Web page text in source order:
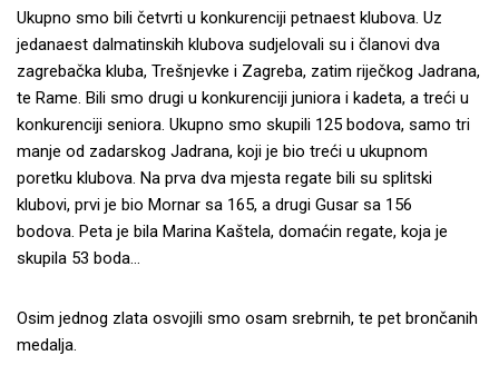
Ukupno smo bili četvrti u konkurenciji petnaest klubova. Uz
jedanaest dalmatinskih klubova sudjelovali su i članovi dva
zagrebačka kluba, Trešnjevke i Zagreba, zatim riječkog Jadrana,
te Rame. Bili smo drugi u konkurenciji juniora i kadeta, a treći u
konkurenciji seniora. Ukupno smo skupili 125 bodova, samo tri
manje od zadarskog Jadrana, koji je bio treći u ukupnom
poretku klubova. Na prva dva mjesta regate bili su splitski
klubovi, prvi je bio Mornar sa 165, a drugi Gusar sa 156
bodova. Peta je bila Marina Kaštela, domaćin regate, koja je
skupila 53 boda…
Osim jednog zlata osvojili smo osam srebrnih, te pet brončanih
medalja.